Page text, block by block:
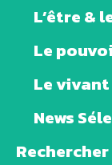
L’être &
Le
Le
News
Rechercher